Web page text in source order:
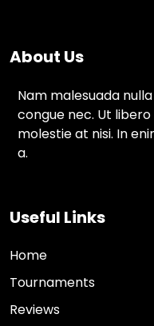
About Us
Nam malesuada
congue nec. Ut
molestie at nisi. In
a.
Useful Links
Home
Tournaments
Reviews